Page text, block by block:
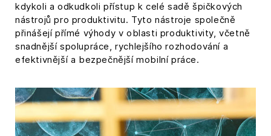
kdykoli a odkudkoli přístup k celé sadě špičkových
nástrojů pro produktivitu. Tyto nástroje společně
přinášejí přímé výhody v oblasti produktivity, včetně
snadnější spolupráce, rychlejšího rozhodování a
efektivnější a bezpečnější mobilní práce.